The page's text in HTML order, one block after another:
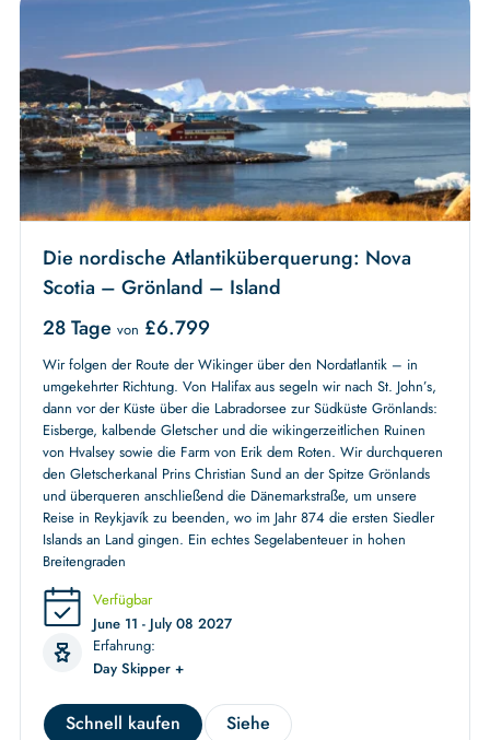
Die nordische Atlantiküberquerung: Nova
Scotia – Grönland – Island
28 Tage von £6.799
Wir folgen der Route der Wikinger über den Nordatlantik – in
umgekehrter Richtung. Von Halifax aus segeln wir nach St. John’s,
dann vor der Küste über die Labradorsee zur Südküste Grönlands:
Eisberge, kalbende Gletscher und die wikingerzeitlichen Ruinen
von Hvalsey sowie die Farm von Erik dem Roten. Wir durchqueren
den Gletscherkanal Prins Christian Sund an der Spitze Grönlands
und überqueren anschließend die Dänemarkstraße, um unsere
Reise in Reykjavík zu beenden, wo im Jahr 874 die ersten Siedler
Islands an Land gingen. Ein echtes Segelabenteuer in hohen
Breitengraden
Verfügbar
June 11 - July 08 2027
Erfahrung:
Day Skipper +
Schnell kaufen Siehe